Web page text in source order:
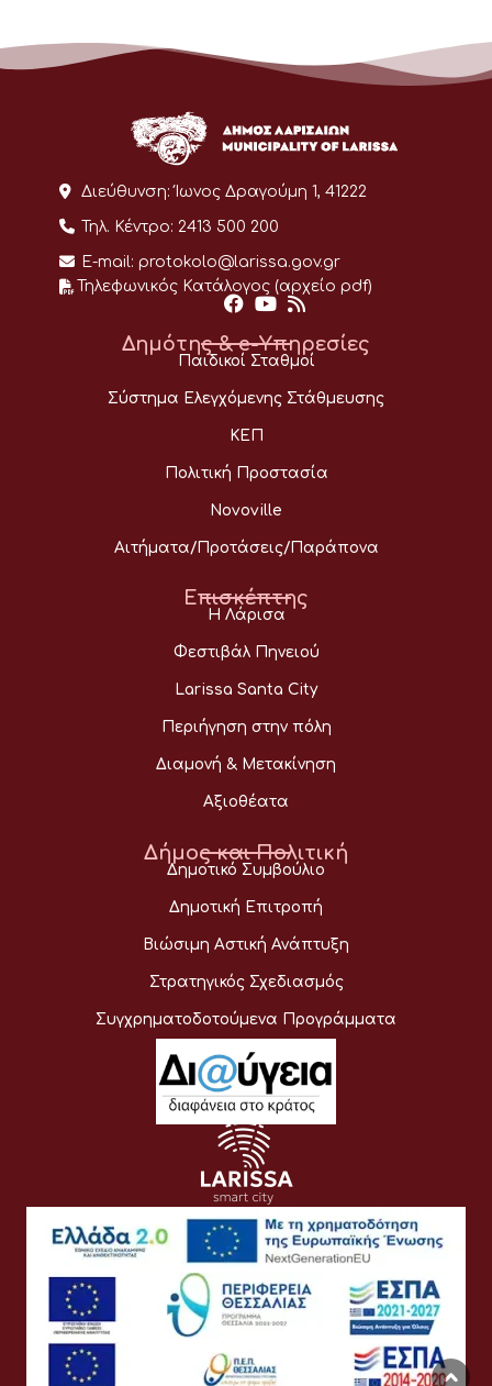
Διεύθυνση: Ίωνος Δραγούμη 1, 41222
Τηλ. Κέντρο: 2413 500 200
E-mail: protokolo@larissa.gov.gr
Τηλεφωνικός Κατάλογος (αρχείο pdf)
Δημότης & e-Υπηρεσίες
Παιδικοί Σταθμοί
Σύστημα Ελεγχόμενης Στάθμευσης
ΚΕΠ
Πολιτική Προστασία
Novoville
Αιτήματα/Προτάσεις/Παράπονα
Επισκέπτης
Η Λάρισα
Φεστιβάλ Πηνειού
Larissa Santa City
Περιήγηση στην πόλη
Διαμονή & Μετακίνηση
Αξιοθέατα
Δήμος και Πολιτική
Δημοτικό Συμβούλιο
Δημοτική Επιτροπή
Βιώσιμη Αστική Ανάπτυξη
Στρατηγικός Σχεδιασμός
Συγχρηματοδοτούμενα Προγράμματα